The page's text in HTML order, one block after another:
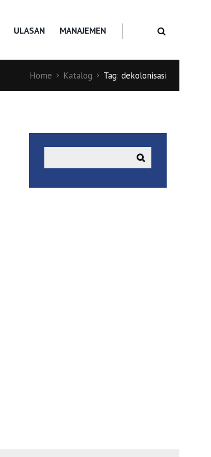
ULASAN MANAJEMEN
Home Katalog Tag: dekolonisasi